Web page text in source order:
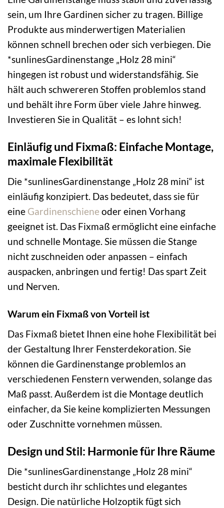
sein, um Ihre Gardinen sicher zu tragen. Billige
Produkte aus minderwertigen Materialien
können schnell brechen oder sich verbiegen. Die
*sunlinesGardinenstange „Holz 28 mini“
hingegen ist robust und widerstandsfähig. Sie
hält auch schwereren Stoffen problemlos stand
und behält ihre Form über viele Jahre hinweg.
Investieren Sie in Qualität – es lohnt sich!
Einläufig und Fixmaß: Einfache Montage,
maximale Flexibilität
Die *sunlinesGardinenstange „Holz 28 mini“ ist
einläufig konzipiert. Das bedeutet, dass sie für
eine Gardinenschiene oder einen Vorhang
geeignet ist. Das Fixmaß ermöglicht eine einfache
und schnelle Montage. Sie müssen die Stange
nicht zuschneiden oder anpassen – einfach
auspacken, anbringen und fertig! Das spart Zeit
und Nerven.
Warum ein Fixmaß von Vorteil ist
Das Fixmaß bietet Ihnen eine hohe Flexibilität bei
der Gestaltung Ihrer Fensterdekoration. Sie
können die Gardinenstange problemlos an
verschiedenen Fenstern verwenden, solange das
Maß passt. Außerdem ist die Montage deutlich
einfacher, da Sie keine komplizierten Messungen
oder Zuschnitte vornehmen müssen.
Design und Stil: Harmonie für Ihre Räume
Die *sunlinesGardinenstange „Holz 28 mini“
besticht durch ihr schlichtes und elegantes
Design. Die natürliche Holzoptik fügt sich